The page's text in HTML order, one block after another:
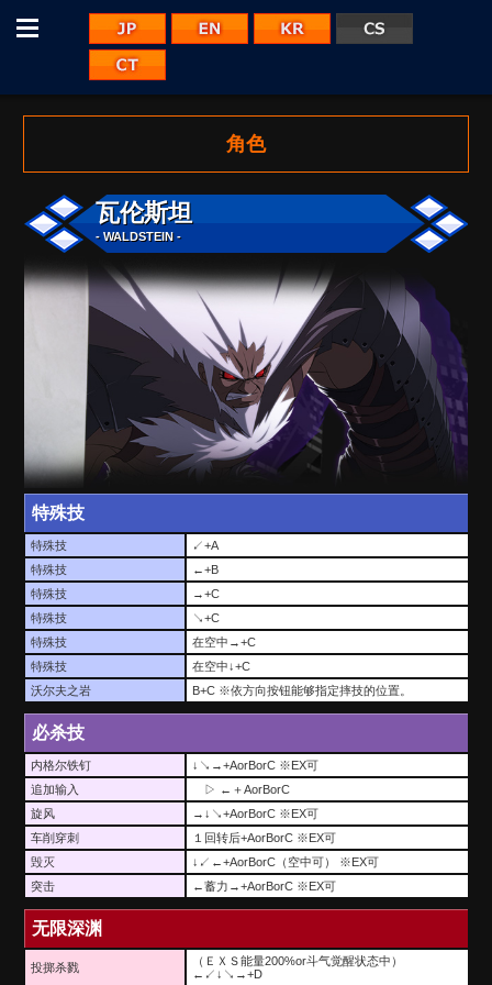
角色
瓦伦斯坦
- WALDSTEIN -
特殊技
特殊技
↙+A
特殊技
←+B
特殊技
→+C
特殊技
↘+C
特殊技
在空中→+C
特殊技
在空中↓+C
沃尔夫之岩
B+C ※依方向按钮能够指定摔技的位置。
必杀技
内格尔铁钉
↓↘→+AorBorC ※EX可
追加输入
▷ ←＋AorBorC
旋风
→↓↘+AorBorC ※EX可
车削穿刺
１回转后+AorBorC ※EX可
毁灭
↓↙←+AorBorC（空中可） ※EX可
突击
←蓄力→+AorBorC ※EX可
无限深渊
投掷杀戮
（ＥＸＳ能量200%or斗气觉醒状态中）
←↙↓↘→+D